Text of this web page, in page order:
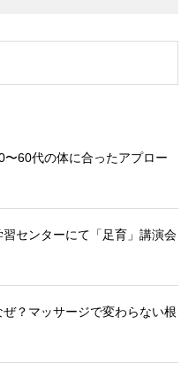
60代の体に合ったアプロー
習センターにて「足育」講演会
？マッサージで変わらない根